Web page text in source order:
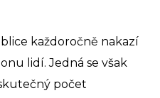
každoročně nakazí
lidí. Jedná se však
počet